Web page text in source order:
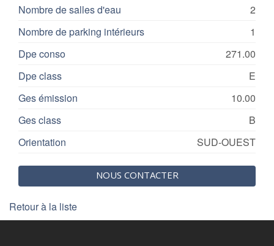
Nombre de salles d'eau
2
Nombre de parking intérieurs
1
Dpe conso
271.00
Dpe class
E
Ges émission
10.00
Ges class
B
Orientation
SUD-OUEST
NOUS CONTACTER
Retour à la liste